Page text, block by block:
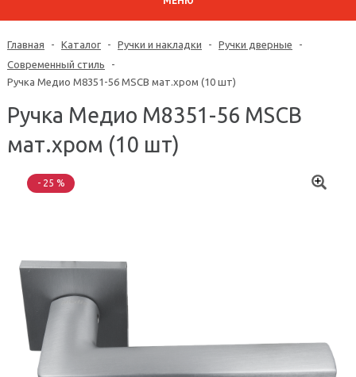
Главная - Каталог - Ручки и накладки - Ручки дверные
-
Современный стиль
-
Ручка Медио M8351-56 MSCB мат.хром (10 шт)
Ручка Медио M8351-56 MSCB
мат.хром (10 шт)
- 25 %